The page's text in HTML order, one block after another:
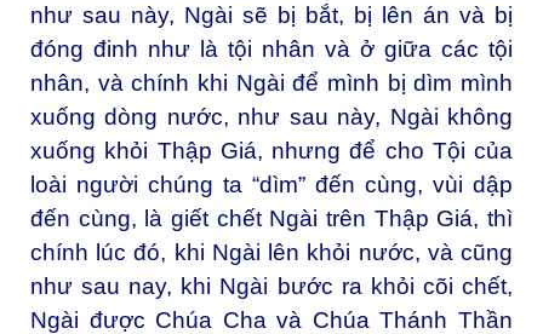
như sau này, Ngài sẽ bị bắt, bị lên án và bị
đóng đinh như là tội nhân và ở giữa các tội
nhân, và chính khi Ngài để mình bị dìm mình
xuống dòng nước, như sau này, Ngài không
xuống khỏi Thập Giá, nhưng để cho Tội của
loài người chúng ta “dìm” đến cùng, vùi dập
đến cùng, là giết chết Ngài trên Thập Giá, thì
chính lúc đó, khi Ngài lên khỏi nước, và cũng
như sau nay, khi Ngài bước ra khỏi cõi chết,
Ngài được Chúa Cha và Chúa Thánh Thần